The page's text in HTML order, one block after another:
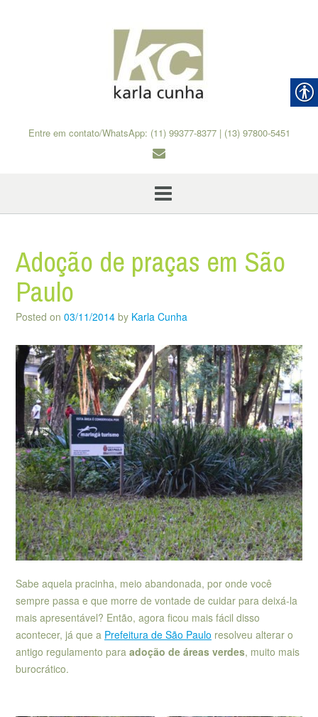
Entre em contato/WhatsApp: (11) 99377-8377 | (13) 97800-5451
Adoção de praças em São
Paulo
Posted on 03/11/2014 by Karla Cunha
Sabe aquela pracinha, meio abandonada, por onde você
sempre passa e que morre de vontade de cuidar para deixá-la
mais apresentável? Então, agora ficou mais fácil disso
acontecer, já que a Prefeitura de São Paulo resolveu alterar o
antigo regulamento para adoção de áreas verdes, muito mais
burocrático.